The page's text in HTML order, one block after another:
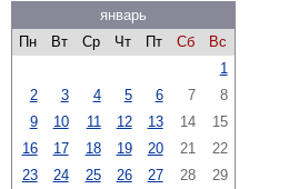
январь
Пн
Вт Ср Чт Пт Сб
Вс
1
2
3 4 5 6 7
8
9
10 11 12 13 14
15
16
17 18 19 20 21
22
23
24 25 26 27 28
29